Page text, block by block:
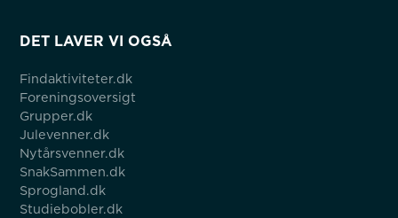
DET LAVER VI OGSÅ
Findaktiviteter.dk
Foreningsoversigt
Grupper.dk
Julevenner.dk
Nytårsvenner.dk
SnakSammen.dk
Sprogland.dk
Studiebobler.dk